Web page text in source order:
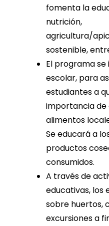
fomenta la
nutrición,
agricultura/
sostenible,
El programa
escolar, para
estudiantes a
importancia
alimentos
Se educará a
productos
consumidos.
A través de
educativas, los
sobre huertos,
excursiones a